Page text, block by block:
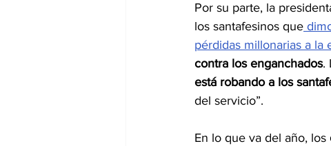
Por su parte, la
los santafesinos que
pérdidas millonarias a la
contra los enganchados.
está robando a los
del servicio”.
En lo que va del año, los